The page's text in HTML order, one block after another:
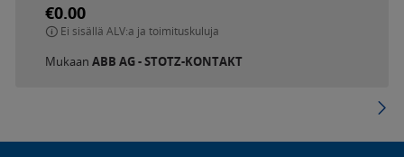
€0.00
Ei sisällä ALV:a ja toimituskuluja
Mukaan ABB AG - STOTZ-KONTAKT